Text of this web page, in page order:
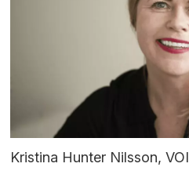
Kristina Hunter Nilsson, VOI